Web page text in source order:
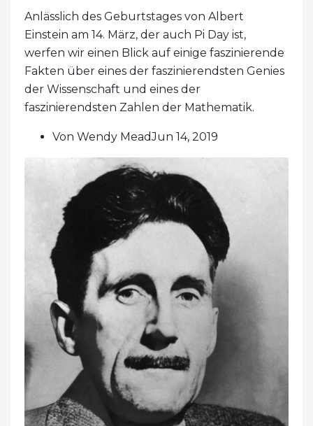
Anlässlich des Geburtstages von Albert
Einstein am 14. März, der auch Pi Day ist,
werfen wir einen Blick auf einige faszinierende
Fakten über eines der faszinierendsten Genies
der Wissenschaft und eines der
faszinierendsten Zahlen der Mathematik.
Von Wendy MeadJun 14, 2019